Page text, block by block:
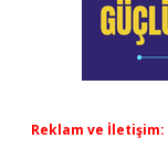
Reklam ve İletişim: